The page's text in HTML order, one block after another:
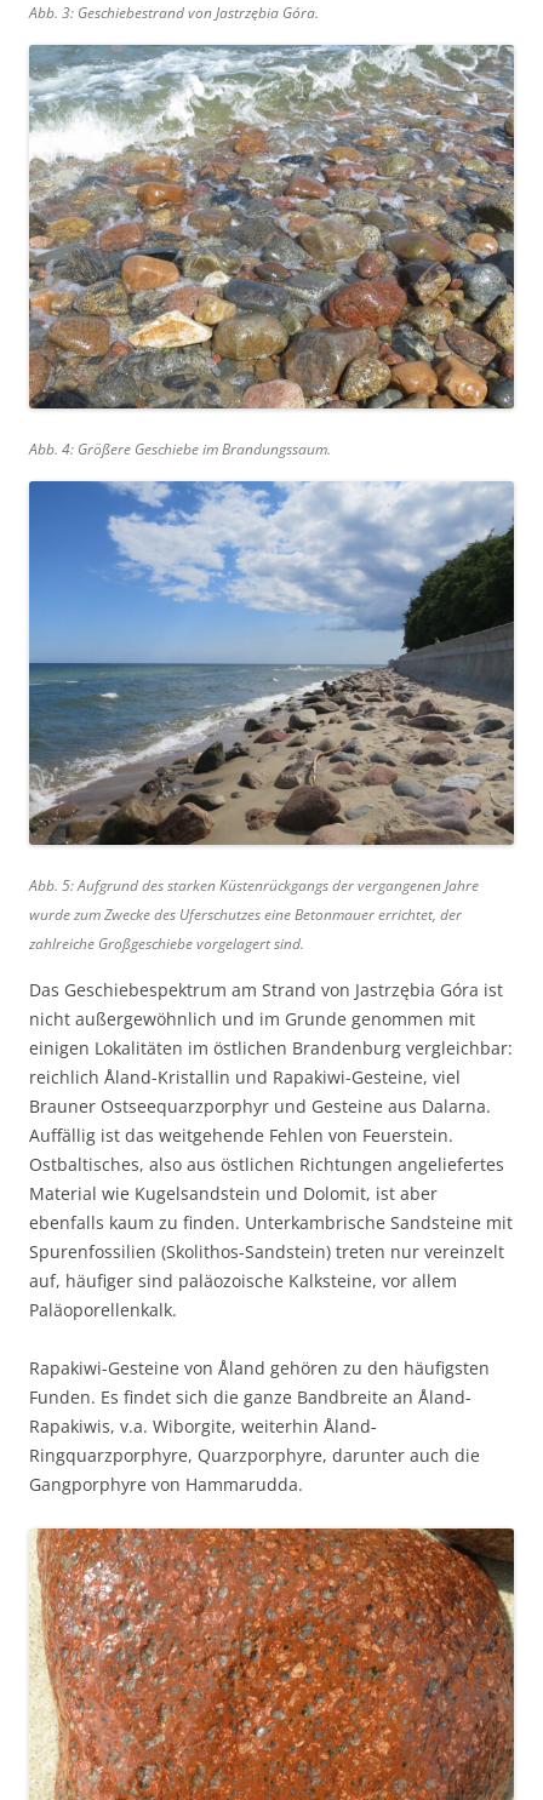
Abb. 3: Geschiebestrand von Jastrzębia Góra.
Abb. 4: Größere Geschiebe im Brandungssaum.
Abb. 5: Aufgrund des starken Küstenrückgangs der vergangenen Jahre
wurde zum Zwecke des Uferschutzes eine Betonmauer errichtet, der
zahlreiche Großgeschiebe vorgelagert sind.
Das Geschiebespektrum am Strand von Jastrzębia Góra ist
nicht außergewöhnlich und im Grunde genommen mit
einigen Lokalitäten im östlichen Brandenburg vergleichbar:
reichlich Åland-Kristallin und Rapakiwi-Gesteine, viel
Brauner Ostseequarzporphyr und Gesteine aus Dalarna.
Auffällig ist das weitgehende Fehlen von Feuerstein.
Ostbaltisches, also aus östlichen Richtungen angeliefertes
Material wie Kugelsandstein und Dolomit, ist aber
ebenfalls kaum zu finden. Unterkambrische Sandsteine mit
Spurenfossilien (Skolithos-Sandstein) treten nur vereinzelt
auf, häufiger sind paläozoische Kalksteine, vor allem
Paläoporellenkalk.
Rapakiwi-Gesteine von Åland gehören zu den häufigsten
Funden. Es findet sich die ganze Bandbreite an Åland-
Rapakiwis, v.a. Wiborgite, weiterhin Åland-
Ringquarzporphyre, Quarzporphyre, darunter auch die
Gangporphyre von Hammarudda.